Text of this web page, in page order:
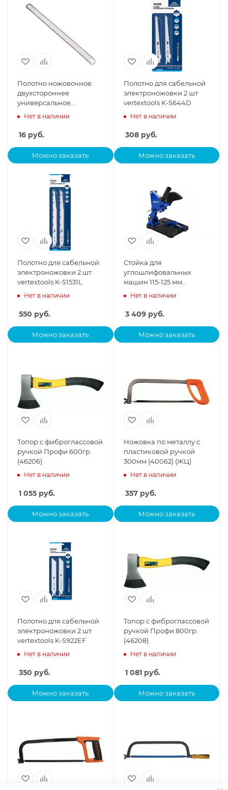
Полотно ножовочное
двухстороннее
универсальное
300х23мм
Нет в наличии
16 руб.
Можно заказать
Полотно для сабельной
электроножовки 2 шт
vertextools K-S644D
Нет в наличии
308руб.
Можно заказать
Полотно для сабельной
электроножовки 2 шт
vertextools K-S1531L
Нет в наличии
550 руб.
Можно заказать
Стойка для
углошлифовальных
машин 115-125 мм
vertextools 17-115-125
Нет в наличии
3 409руб.
Можно заказать
Топор с фиброглассовой
ручкой Профи 600гр.
(46206)
Нет в наличии
1 055 руб.
Можно заказать
Ножовка по металлу с
пластиковой ручкой
300мм (40062) (ЖЦ)
Нет в наличии
357руб.
Можно заказать
Полотно для сабельной
электроножовки 2 шт
vertextools K-S922EF
Нет в наличии
350 руб.
Можно заказать
Топор с фиброглассовой
ручкой Профи 800гр.
(46208)
Нет в наличии
1 081руб.
Можно заказать